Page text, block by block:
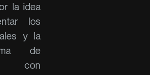
la idea
los
y la
de
con